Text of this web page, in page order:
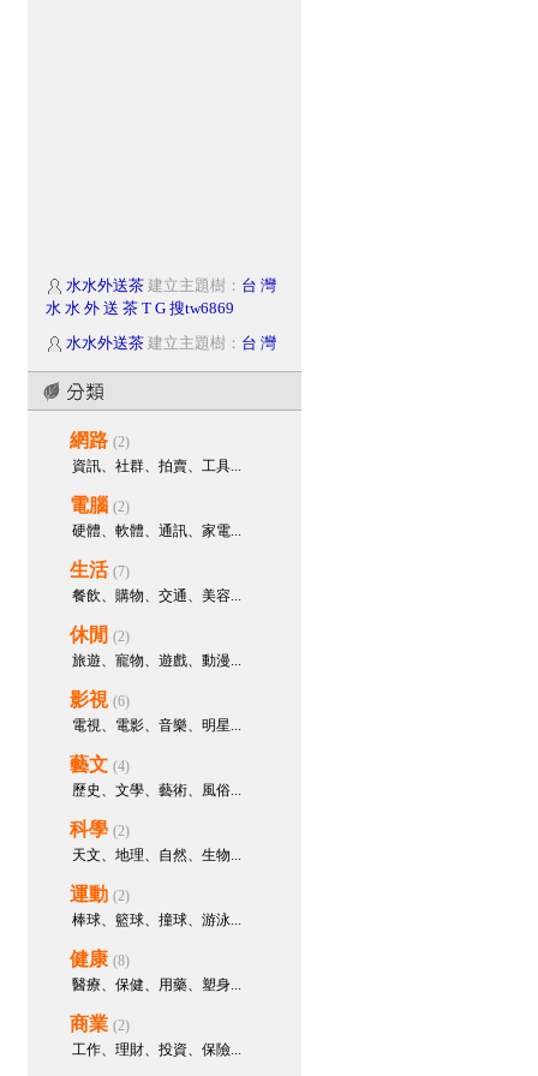
水水外送茶建立主題樹： 台 灣
水 水 外 送 茶 T G 搜tw6869
水水外送茶建立主題樹：
台 灣
水 水 外 送 茶 T G 搜tw6869
臺灣約妹瀨97662p
樹：臺灣上門放鬆服務瀨97662p
臺灣約妹瀨97662p
Gleezy搜id：yy6929【可直接聊天
哦】line 97662p西屯區叫舒壓#台
中一夜情#台中找妹妹#中區叫服務
#按摩#空姐#學生妹#人妻#少婦
臺灣約妹瀨97662p
樹：Gleezy搜id：yy6929【可直接
聊天哦】
臺灣約妹瀨97662p
參與回應：
小媛外送茶約妹賴97662p或
TG:y6929高雄/新竹無套妹/小港/新
得/左營/竹北外送茶照片/新竹/高雄
外送茶電話/
臺灣約妹瀨97662p
台北外送茶加賴97662p或手機下載
台北外送茶 Telegram 搜索@y6929
台北約學生妹妹 酒店上門服務 松
台灣小媛臺灣出差外送茶留言板瀨
97662p台灣北中南全台服務純台正
網路 (2)
資訊、社群、拍賣、工具...
電腦 (2)
硬體、軟體、通訊、家電...
生活 (7)
餐飲、購物、交通、美容...
休閒 (2)
旅遊、寵物、遊戲、動漫...
影視 (6)
電視、電影、音樂、明星...
藝文 (4)
歷史、文學、藝術、風俗...
科學 (2)
天文、地理、自然、生物...
運動 (2)
棒球、籃球、撞球、游泳...
健康 (8)
醫療、保健、用藥、塑身...
商業 (2)
工作、理財、投資、保險...